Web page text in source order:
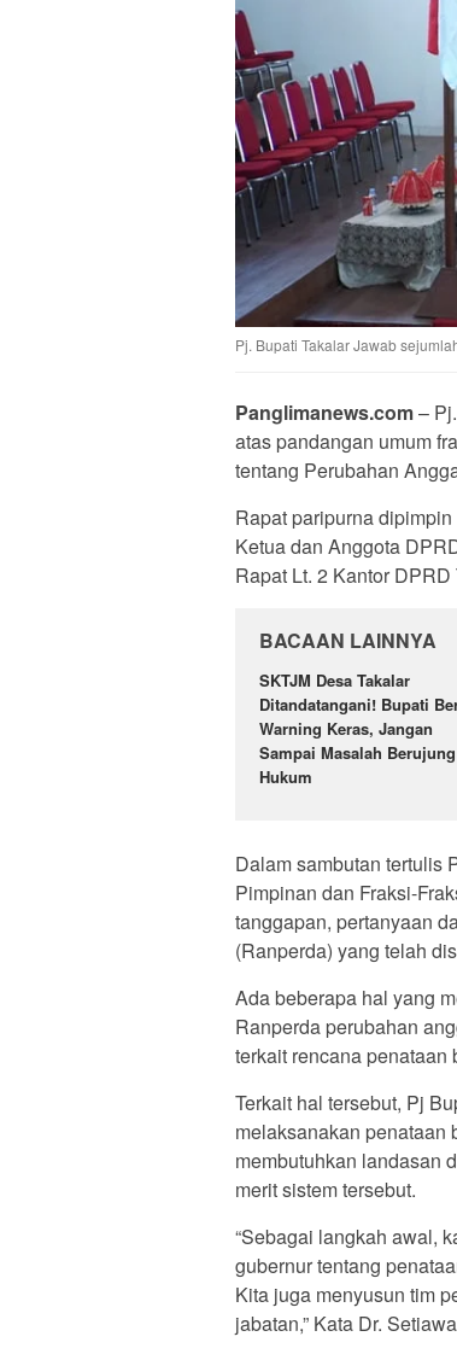
Pj. Bupati Takalar Jawab
Panglimanews.com–
atas pandangan umum
tentang Perubahan
Rapat paripurna
Ketua dan Anggota
Rapat Lt. 2 Kantor
BACAAN LAINNYA
SKTJM Desa Takalar
Ditandatangani! Bupati
Warning Keras, Jangan
Sampai Masalah Berujung
Hukum
Dalam sambutan tertulis
Pimpinan dan Fraksi-
tanggapan, pertanyaan
(Ranperda) yang telah
Ada beberapa hal yang
Ranperda perubahan
terkait rencana
Terkait hal tersebut, Pj
melaksanakan penataan
membutuhkan landasan
merit sistem tersebut.
“Sebagai langkah awal,
gubernur tentang
Kita juga menyusun tim
jabatan,” Kata Dr.